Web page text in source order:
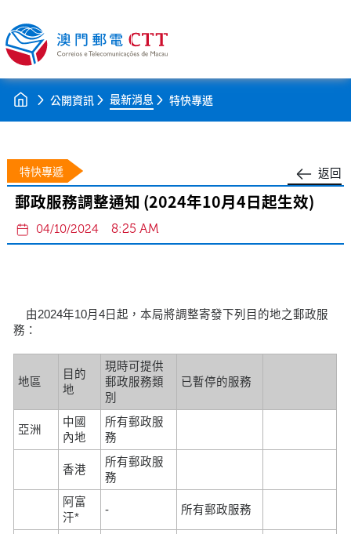
公開資訊 最新消息 特快專遞
返回
特快專遞
郵政服務調整通知 (2024年10月4日起生效)
04/10/2024 8:25 AM
由2024年10月4日起，本局將調整寄發下列目的地之郵政服
務：
地區
目的
地
現時可提供
郵政服務類
別
已暫停的服務
亞洲
中國
內地
所有郵政服
務
香港
所有郵政服
務
阿富
汗*
- 所有郵政服務